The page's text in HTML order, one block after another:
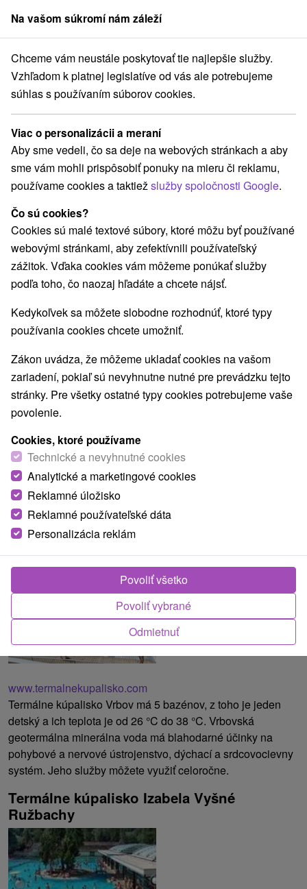
člen skupinySorger
Kúpaliská a aquaparky v Tatrách
Kúpaliská a aquaparky v Tatrách
Vysoké Tatry|Filmy o Tatrách|Knihy o Tatrách|
Fotogaléria
Lyžiarské strediská | Lanovky v Tatrách
Kúpaliská - Aquaparky
|Doprava v Tatrách| Mestá a obce
Turistika|Návštevný poriadok|Jaskyne|Rybolov|Fauna
Flóra|Reštaurácie
AquaCity Poprad
www.aquacity.sk/
AquaCity sa nachádza v meste Poprad, ktoré vďaka svojej
polohe dostalo prívlastok s názvom vstupná brána do
Vysokých Tatier. V AquaCity je voda odčerpávaná z
prírodného geotermálneho zdroja a privádza sa do
strediska s teplotou približne 49°C. Termálna voda
obsahuje viac ako 20 minerálov a má liečivé účinky na
organizmus. Pri návšteve aquaparku nájdete detské
bazény, bazény s množstvom vodných atrakcií, s vírivkami,
s masážnymi tryskami, tobogány, laser show, špeciálne
svetlá pre chromoterapiu. Navštíviť ho môžete každý deň od
08.oo do 21.oo hod.
Thermal Park Vrbov
www.termalnekupalisko.com
Termálne kúpalisko Vrbov má 5 bazénov, z toho je jeden
detský a ich teplota je od 26 °C do 38 °C. Vrbovská
geotermálna minerálna voda má blahodarné účinky na
pohybové a nervové ústrojenstvo, dýchací a srdcovocievny
systém. Jeho služby môžete využiť celoročne.
Termálne kúpalisko Izabela Vyšné
Ružbachy
Na vašom súkromí nám záleží
Chceme vám neustále poskytovať tie najlepšie služby.
Vzhľadom k platnej legislatíve od vás ale potrebujeme
súhlas s používaním súborov cookies.
Viac o personalizácii a meraní
Aby sme vedeli, čo sa deje na webových stránkach a aby
sme vám mohli prispôsobiť ponuky na mieru či reklamu,
používame cookies a taktiežslužby spoločnosti Google.
Čo sú cookies?
Cookies sú malé textové súbory, ktoré môžu byť používané
webovými stránkami, aby zefektívnili používateľský
zážitok. Vďaka cookies vám môžeme ponúkať služby
podľa toho, čo naozaj hľadáte a chcete nájsť.
Kedykoľvek sa môžete slobodne rozhodnúť, ktoré typy
používania cookies chcete umožniť.
Zákon uvádza, že môžeme ukladať cookies na vašom
zariadení, pokiaľ sú nevyhnutne nutné pre prevádzku tejto
stránky. Pre všetky ostatné typy cookies potrebujeme vaše
povolenie.
Cookies, ktoré používame
Technické a nevyhnutné cookies
Analytické a marketingové cookies
Reklamné úložisko
Reklamné používateľské dáta
Personalizácia reklám
Odmietnuť
Povoliť vybrané
Povoliť všetko